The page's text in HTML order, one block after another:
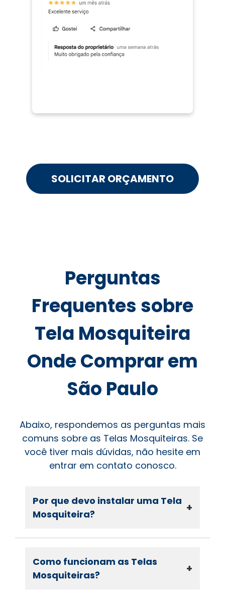
SOLICITAR ORÇAMENTO
Perguntas
Frequentes sobre
Tela Mosquiteira
Onde Comprar em
São Paulo
Abaixo, respondemos as perguntas mais
comuns sobre as Telas Mosquiteiras. Se
você tiver mais dúvidas, não hesite em
entrar em contato conosco.
Por que devo instalar uma Tela
Mosquiteira?
+
Como funcionam as Telas
Mosquiteiras?
+